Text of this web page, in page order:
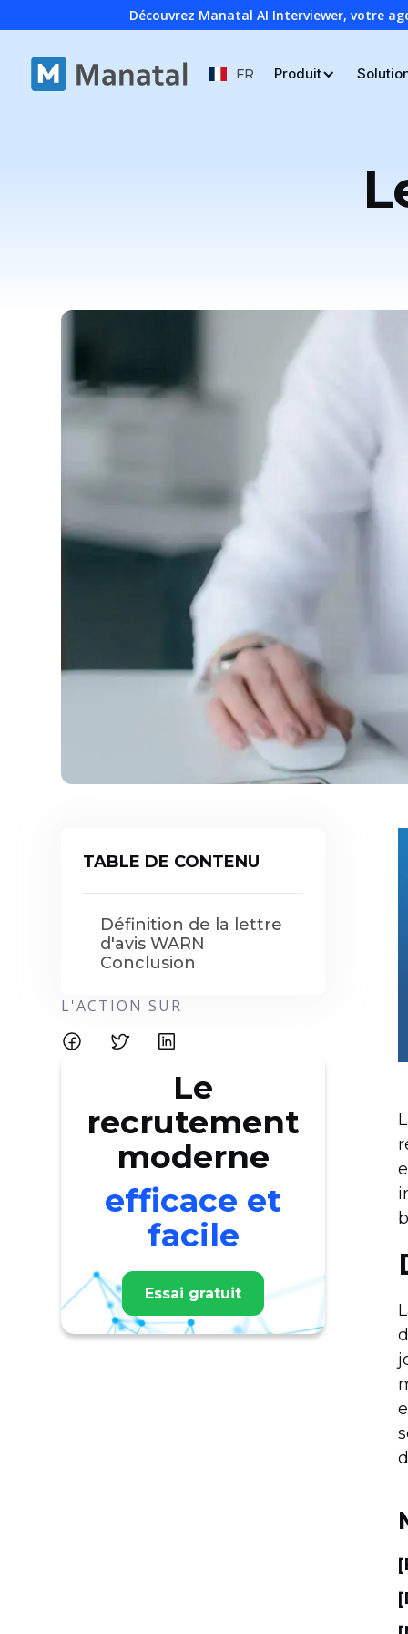
Découvrez Manatal AI Interviewer, votre
FR Produit
TABLE DE CONTENU
Définition de la lettre
d'avis WARN
Conclusion
L'ACTION SUR
Le
recrutement
moderne
efficace et
facile
Essai gratuit